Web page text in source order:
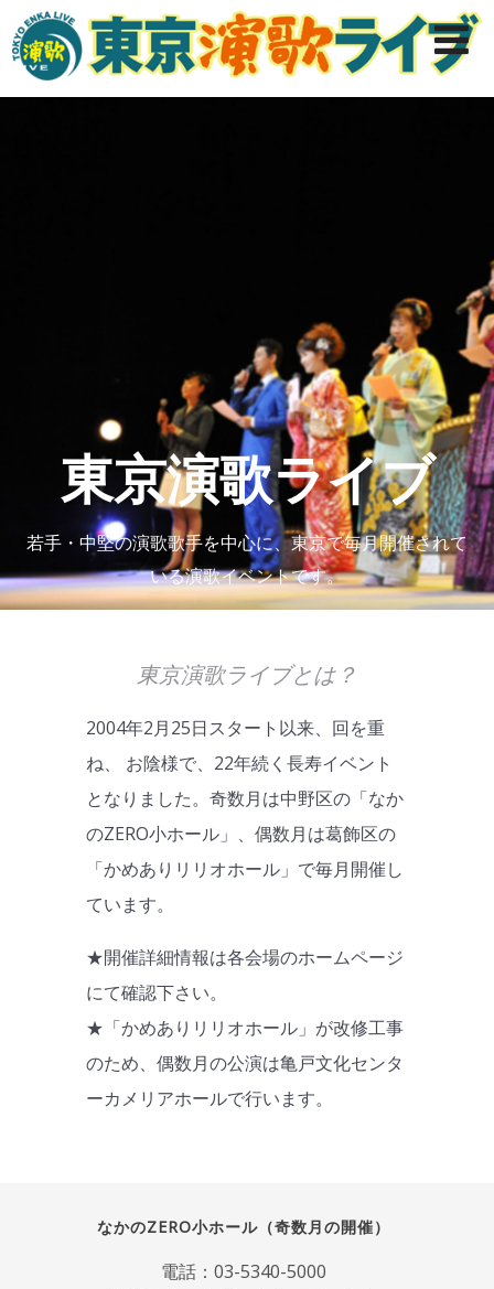
東京演歌ライブ
若手・中堅の演歌歌手を中心に、東京で毎月開催されて
いる演歌イベントです。
東京演歌ライブとは？
2004年2月25日スタート以来、回を重
ね、 お陰様で、22年続く長寿イベント
となりました。奇数月は中野区の「なか
のZERO小ホール」、偶数月は葛飾区の
「かめありリリオホール」で毎月開催し
ています。
★開催詳細情報は各会場のホームページ
にて確認下さい。
★「かめありリリオホール」が改修工事
のため、偶数月の公演は亀戸文化センタ
ーカメリアホールで行います。
なかのZERO小ホール（奇数月の開催）
電話：03-5340-5000